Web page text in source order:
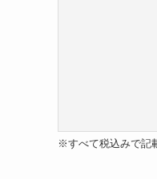
※すべて税込みで記